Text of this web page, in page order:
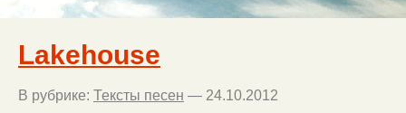
Lakehouse
В рубрике: Тексты песен — 24.10.2012